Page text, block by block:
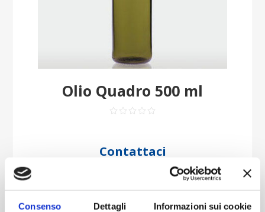
Consenso Dettagli Informazioni sui cookie
Olio Quadro 500 ml
Contattaci
Imboccatura:T.vite pp35
Capacità (ml):500
Peso (gr):240